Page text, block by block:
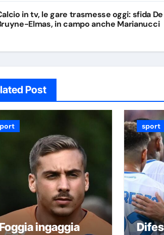
in tv, le gare trasmesse oggi: sfida De
Elmas, in campo anche Marianucci
Post
ingaggia
sport